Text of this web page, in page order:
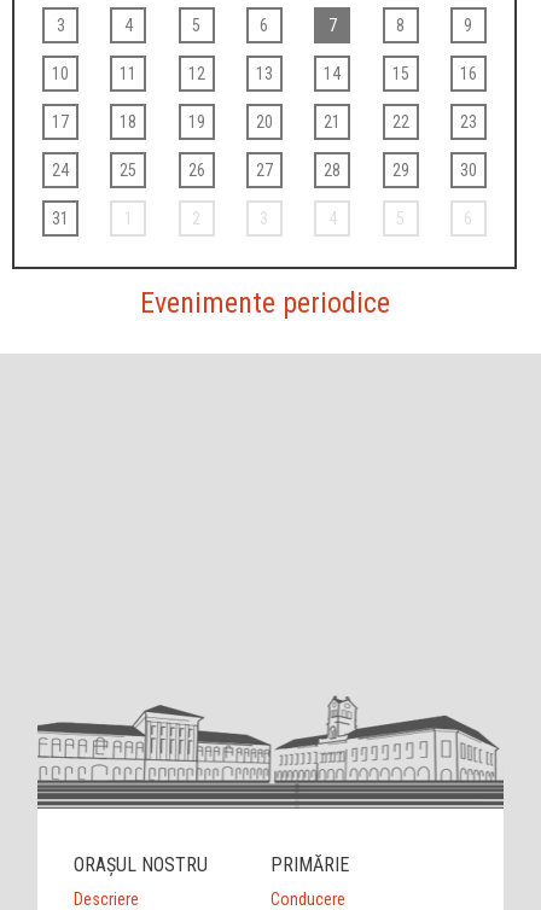
3 4 5 6 7 8 9
10 11 12 13 14 15 16
17 18 19 20 21 22 23
24 25 26 27 28 29 30
31 1 2 3 4 5 6
Evenimente periodice
ORAȘUL NOSTRU
Descriere
PRIMĂRIE
Conducere